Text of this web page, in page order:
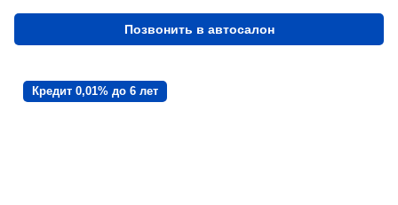
Позвонить в автосалон
Кредит 0,01% до 6 лет